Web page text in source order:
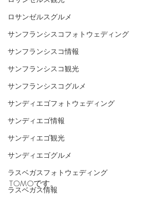
ロサンゼルスグルメ
サンフランシスコフォトウェディング
サンフランシスコ情報
サンフランシスコ観光
サンフランシスコグルメ
サンディエゴフォトウェディング
サンディエゴ情報
サンディエゴ観光
サンディエゴグルメ
ラスベガスフォトウェディング
ラスベガス情報
TOMOです。